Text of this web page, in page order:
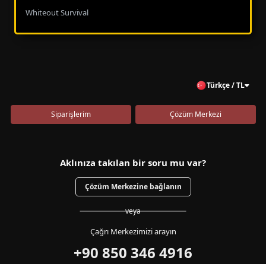
Whiteout Survival
Türkçe / TL
Siparişlerim Çözüm Merkezi
Aklınıza takılan bir soru mu var?
Çözüm Merkezine bağlanın
veya
Çağrı Merkezimizi arayın
+90 850 346 4916